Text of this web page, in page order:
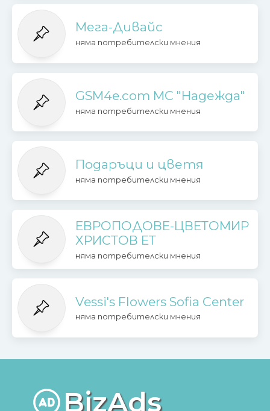
Мега-Дивайс
няма потребителски мнения
GSM4e.com МС "Надежда"
няма потребителски мнения
Подаръци и цветя
няма потребителски мнения
ЕВРОПОДОВЕ-ЦВЕТОМИР
ХРИСТОВ ЕТ
няма потребителски мнения
Vessi's Flowers Sofia Center
няма потребителски мнения
BizAds